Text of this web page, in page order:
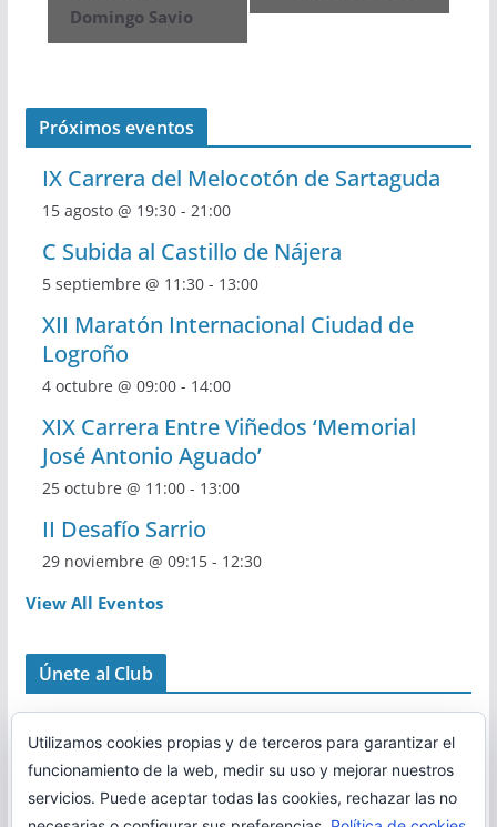
Domingo Savio
Próximos eventos
IX Carrera del Melocotón de Sartaguda
15 agosto @ 19:30- 21:00
C Subida al Castillo de Nájera
5 septiembre @ 11:30- 13:00
XII Maratón Internacional Ciudad de
Logroño
4 octubre @ 09:00- 14:00
XIX Carrera Entre Viñedos ‘Memorial
José Antonio Aguado’
25 octubre @ 11:00- 13:00
II Desafío Sarrio
29 noviembre @ 09:15- 12:30
View All Eventos
Únete al Club
Utilizamos cookies propias y de terceros para garantizar el
funcionamiento de la web, medir su uso y mejorar nuestros
servicios. Puede aceptar todas las cookies, rechazar las no